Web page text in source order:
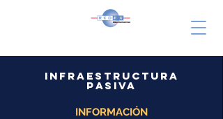
INFRAESTRUCTURA
PASIVA
INFORMACIÓN